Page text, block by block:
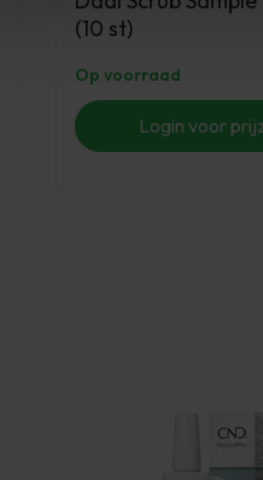
(10 st)
Op voorraad
Login voor